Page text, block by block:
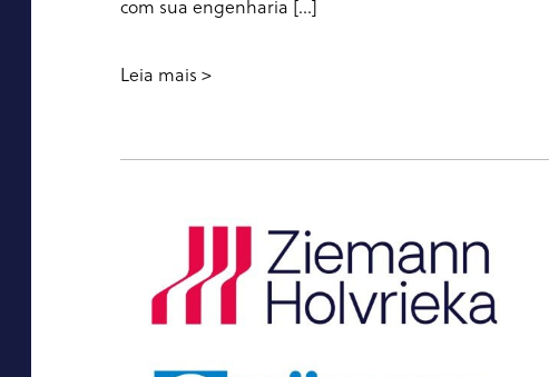
com sua engenharia [...]
Leia mais